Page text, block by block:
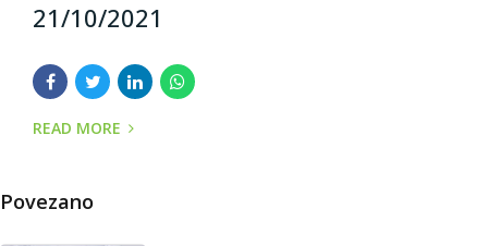
21/10/2021
READ MORE
Povezano